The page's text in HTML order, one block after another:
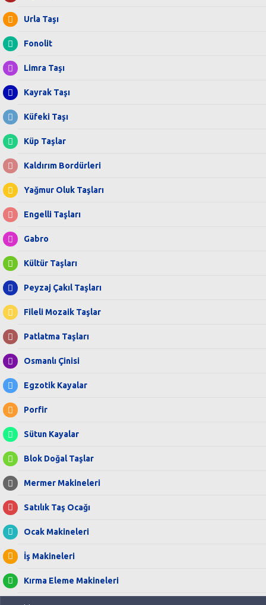
Urla Taşı
Fonolit
Limra Taşı
Kayrak Taşı
Küfeki Taşı
Küp Taşlar
Kaldırım Bordürleri
Yağmur Oluk Taşları
Engelli Taşları
Gabro
Kültür Taşları
Peyzaj Çakıl Taşları
Fileli Mozaik Taşlar
Patlatma Taşları
Osmanlı Çinisi
Egzotik Kayalar
Porfir
Sütun Kayalar
Blok Doğal Taşlar
Mermer Makineleri
Satılık Taş Ocağı
Ocak Makineleri
İş Makineleri
Kırma Eleme Makineleri